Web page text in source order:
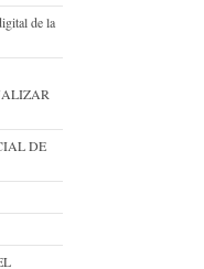
de la
DE